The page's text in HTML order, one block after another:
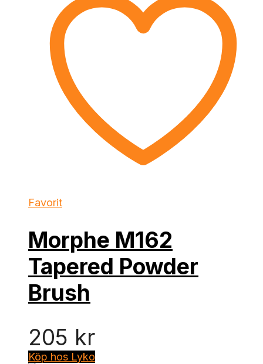
Favorit
Morphe M162
Tapered Powder
Brush
205 kr
Köp hos Lyko